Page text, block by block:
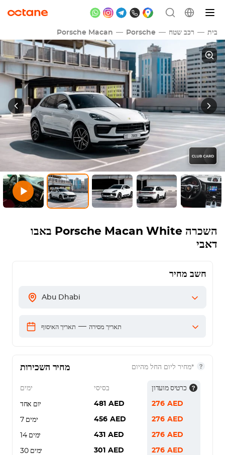
בית רכב שטח Porsche
Porsche Macan
השכרה Porsche Macan White באבו
דאבי
חשב מחיר
Abu Dhabi
תאריך האיסוף — תאריך מסירה
מחיר השכירות *מחיר ליום החל מהיום
ימים בסיסי כרטיס מועדון
יום אחד 481 AED 276 AED
7 ימים 456 AED 276 AED
14 ימים 431 AED 276 AED
30 ימים 301 AED 276 AED